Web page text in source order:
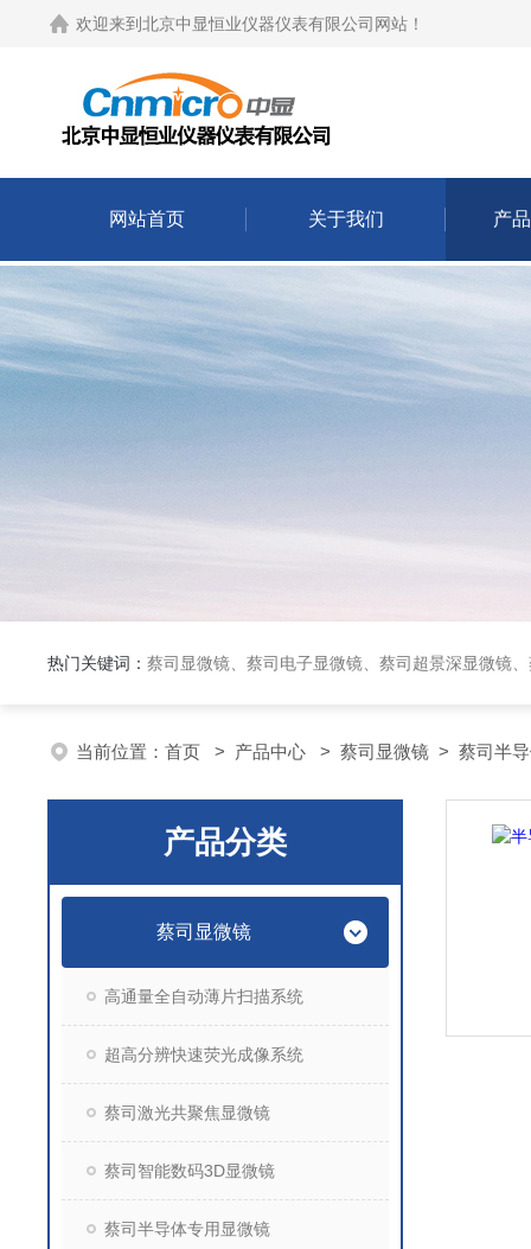
欢迎来到 北京中显恒业仪器仪表有限公司网站 ！
网站首页 关于我们 产
热门关键词： 蔡司显微镜、蔡司电子显微镜、蔡司超景深显微镜
当前位置： 首页 > 产品中心 > 蔡司显微镜 > 蔡司半
产品分类
蔡司显微镜
高通量全自动薄片扫描系统
超高分辨快速荧光成像系统
蔡司激光共聚焦显微镜
蔡司智能数码3D显微镜
蔡司半导体专用显微镜